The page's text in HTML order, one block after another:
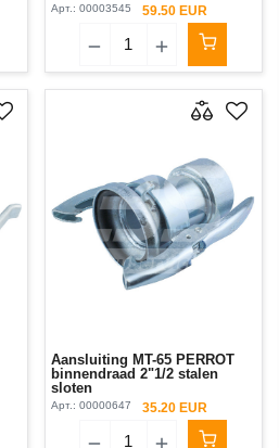
Арт.: 00003545 59.50 EUR
Aansluiting MT-65 PERROT
binnendraad 2"1/2 stalen
sloten
Арт.: 00000647 35.20 EUR